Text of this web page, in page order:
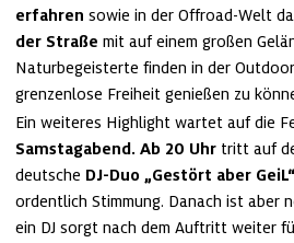
erfahren sowie in der Offroad-Welt
der Straße mit auf einem großen
Naturbegeisterte finden in der
grenzenlose Freiheit genießen zu
Samstagabend. Ab 20 Uhr tritt auf
deutsche DJ-Duo „Gestört aber GeiL“
ordentlich Stimmung. Danach ist aber
ein DJ sorgt nach dem Auftritt weiter